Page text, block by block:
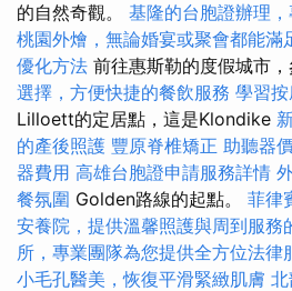
的自然奇觀。 基隆的台胞證辦理
桃園外燴，無論婚宴或聚會都能滿
優化方法 前往惠斯勒的度假城市
選擇，方便快捷的餐飲服務 學習
Lilloett的定居點，這是Klondike
的產後照護 豐原脊椎矯正 助聽器
器費用 高雄台胞證申請服務詳情
餐氛圍 Golden路線的起點。 菲律
安養院，提供溫馨照護與周到服務
所，專業團隊為您提供全方位法律
小毛孔醫美，恢復平滑緊緻肌膚